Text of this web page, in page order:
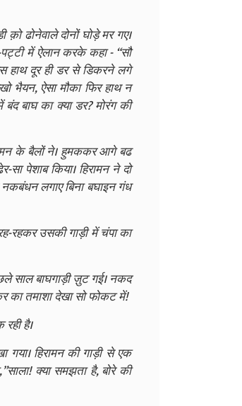
ढोनेवाले दोनों घोड़े मर गए।
में ऐलान करके कहा - “सौ
हाथ दूर ही डर से डिकरने लगे
भैयन, ऐसा मौका फिर हाथ न
बाघ का क्या डर? मोरंग की
के बैलों ने। हुमककर आगे बढ
पेशाब किया। हिरामन ने दो
लगाए बिना बघाइन गंध
रहकर उसकी गाड़ी में चंपा का
साल बाघगाड़ी ज़ुट गई। नकद
का तमाशा देखा सो फोकट में!
है।
हिरामन की गाड़ी से एक
क्या समझता है, बोरे की